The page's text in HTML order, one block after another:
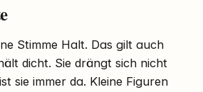
Stimme Halt. Das gilt auch
dicht. Sie drängt sich nicht
sie immer da. Kleine Figuren